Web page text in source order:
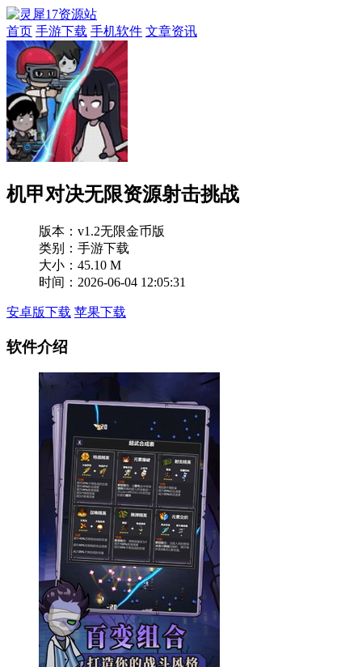
首页 手游下载 手机软件 文章资讯
机甲对决无限资源射击挑战
版本： v1.2无限金币版
类别：手游下载
大小：45.10 M
时间：2026-06-04 12:05:31
安卓版下载 苹果下载
软件介绍